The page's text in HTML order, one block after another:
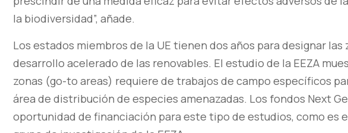
la biodiversidad”, añade.
Los estados miembros de la UE tienen dos años para designar las
desarrollo acelerado de las renovables. El estudio de la EEZA
zonas (go-to areas) requiere de trabajos de campo específicos
área de distribución de especies amenazadas. Los fondos Next
oportunidad de financiación para este tipo de estudios, como es